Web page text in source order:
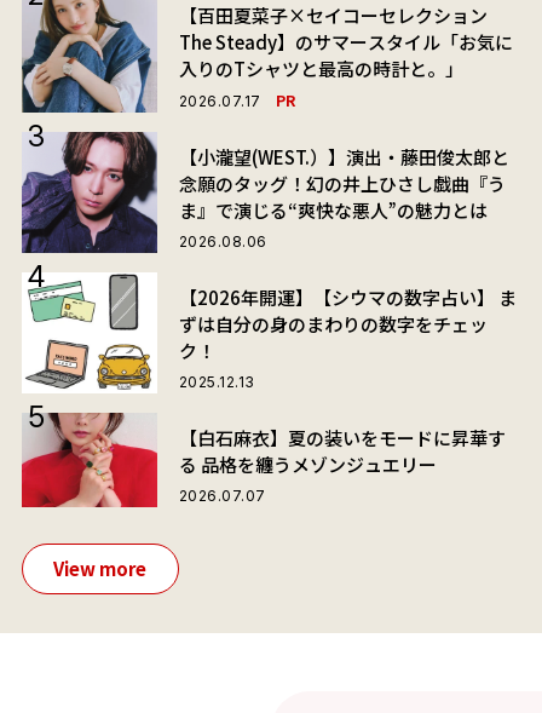
【百田夏菜子×セイコーセレクション
The Steady】のサマースタイル「お気に
入りのTシャツと最高の時計と。」
2026.07.17 PR
【小瀧望(WEST.）】演出・藤田俊太郎と
念願のタッグ！幻の井上ひさし戯曲『う
ま』で演じる“爽快な悪人”の魅力とは
2026.08.06
【2026年開運】【シウマの数字占い】 ま
ずは自分の身のまわりの数字をチェッ
ク！
2025.12.13
【白石麻衣】夏の装いをモードに昇華す
る 品格を纏うメゾンジュエリー
2026.07.07
View more